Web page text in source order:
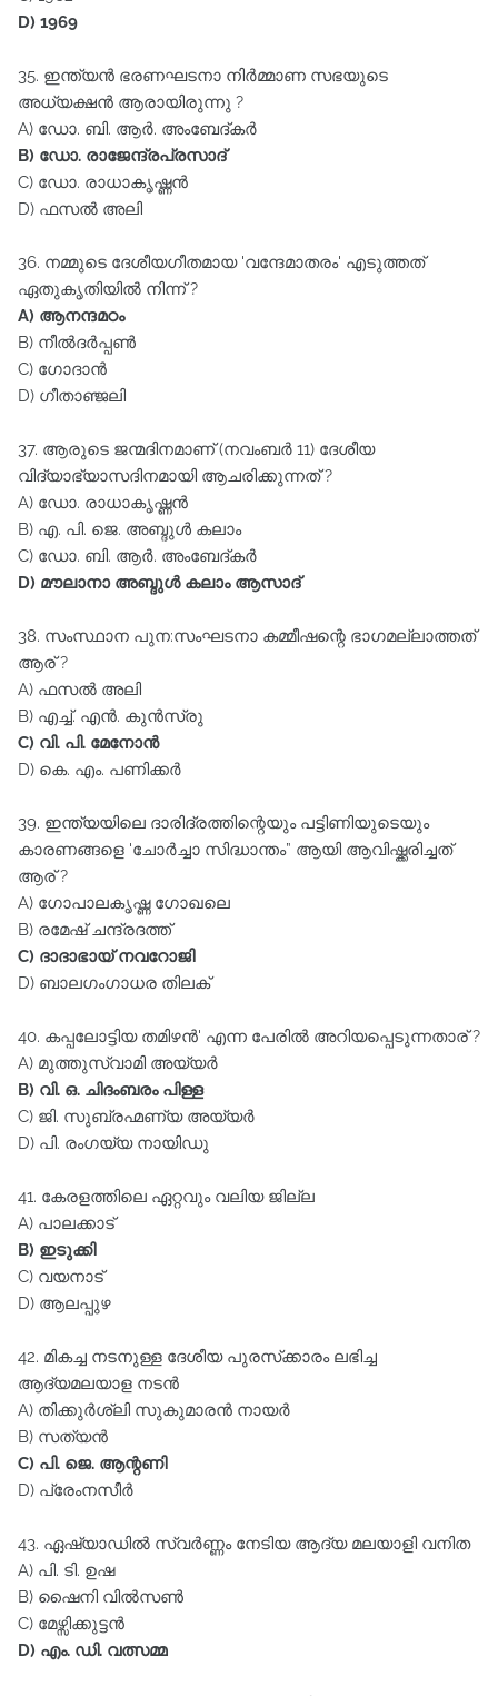
D) 1969
35. ഇന്ത്യൻ ഭരണഘടനാ നിർമ്മാണ സഭയുടെ
അധ്യക്ഷൻ ആരായിരുന്നു ?
A) ഡോ. ബി. ആർ. അംബേദ്കർ
B) ഡോ. രാജേന്ദ്രപ്രസാദ്‌
C) ഡോ. രാധാകൃഷ്ണൻ
D) ഫസൽ അലി
36. നമ്മുടെ ദേശീയഗീതമായ 'വന്ദേമാതരം' എടുത്തത്‌
ഏതുകൃതിയിൽ നിന്ന്‌ ?
A) ആനന്ദമഠം
B) നീൽദർപ്പൺ
C) ഗോദാൻ
D) ഗീതാഞ്ജലി
37. ആരുടെ ജന്മദിനമാണ്‌ (നവംബർ 11) ദേശീയ
വിദ്യാഭ്യാസദിനമായി ആചരിക്കുന്നത്‌ ?
A) ഡോ. രാധാകൃഷ്ണൻ
B) എ. പി. ജെ. അബ്ദുൾ കലാം
C) ഡോ. ബി. ആർ. അംബേദ്കർ
D) മൗലാനാ അബ്ദുൾ കലാം ആസാദ്‌
38. സംസ്ഥാന പുന:സംഘടനാ കമ്മീഷന്റെ ഭാഗമല്ലാത്തത്‌
ആര്‌ ?
A) ഫസൽ അലി
B) എച്ച്‌. എൻ. കുൻസ്രു
C) വി. പി. മേനോൻ
D) കെ. എം. പണിക്കർ
39. ഇന്ത്യയിലെ ദാരിദ്രത്തിന്റെയും പട്ടിണിയുടെയും
കാരണങ്ങളെ 'ചോർച്ചാ സിദ്ധാന്തം” ആയി ആവിഷ്ക്കരിച്ചത്‌
ആര്‌ ?
A) ഗോപാലകൃഷ്ണ ഗോഖലെ
B) രമേഷ്‌ ചന്ദ്രദത്ത്‌
C) ദാദാഭായ്‌ നവറോജി
D) ബാലഗംഗാധര തിലക്‌
40. കപ്പലോട്ടിയ തമിഴൻ' എന്ന പേരിൽ അറിയപ്പെടുന്നതാര്‌ ?
A) മുത്തുസ്വാമി അയ്യർ
B) വി. ഒ. ചിദംബരം പിള്ള
C) ജി. സുബ്രഹ്മണ്യ അയ്യർ
D) പി. രംഗയ്യ നായിഡു
41. കേരളത്തിലെ ഏറ്റവും വലിയ ജില്ല
A) പാലക്കാട്‌
B) ഇടുക്കി
C) വയനാട്‌
D) ആലപ്പുഴ
42. മികച്ച നടനുള്ള ദേശീയ പുരസ്‌ക്കാരം ലഭിച്ച
ആദ്യമലയാള നടൻ
A) തിക്കുർശ്ലി സുകുമാരൻ നായർ
B) സത്യൻ
C) പി. ജെ. ആന്റണി
D) പ്രേംനസീർ
43. ഏഷ്യാഡിൽ സ്വർണ്ണം നേടിയ ആദ്യ മലയാളി വനിത
A) പി. ടി. ഉഷ
B) ഷൈനി വിൽസൺ
C) മേഴ്സിക്കുട്ടൻ
D) എം. ഡി. വത്സമ്മ